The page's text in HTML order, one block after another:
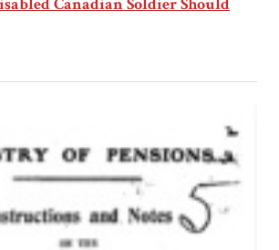
Canadian Soldier Should